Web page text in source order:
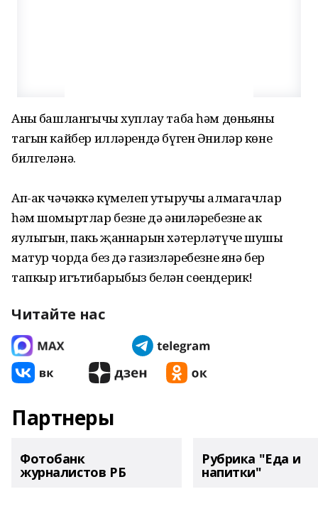
Аның башлангычы хуплау таба һәм дөньяның
тагын кайбер илләрендә бүген Әниләр көне
билгеләнә.
Ап-ак чәчәккә күмелеп утыручы алмагачлар
һәм шомыртлар безнең дә әниләребезнең ак
яулыгын, пакь җаннарын хәтерләтүче шушы
матур чорда без дә газизләребезне янә бер
тапкыр игътибарыбыз белән сөендерик!
Читайте нас
Партнеры
Фотобанк
журналистов РБ
Рубрика "Еда и
напитки"